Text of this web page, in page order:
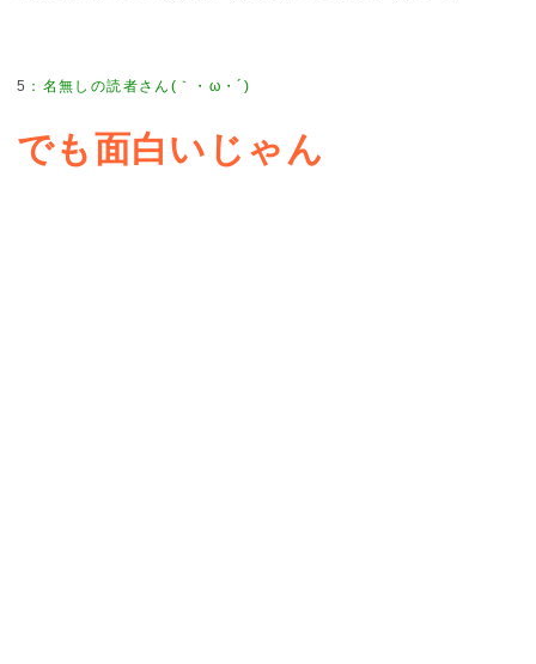
5 ： 名無しの読者さん(｀・ω・´)
でも面白いじゃん